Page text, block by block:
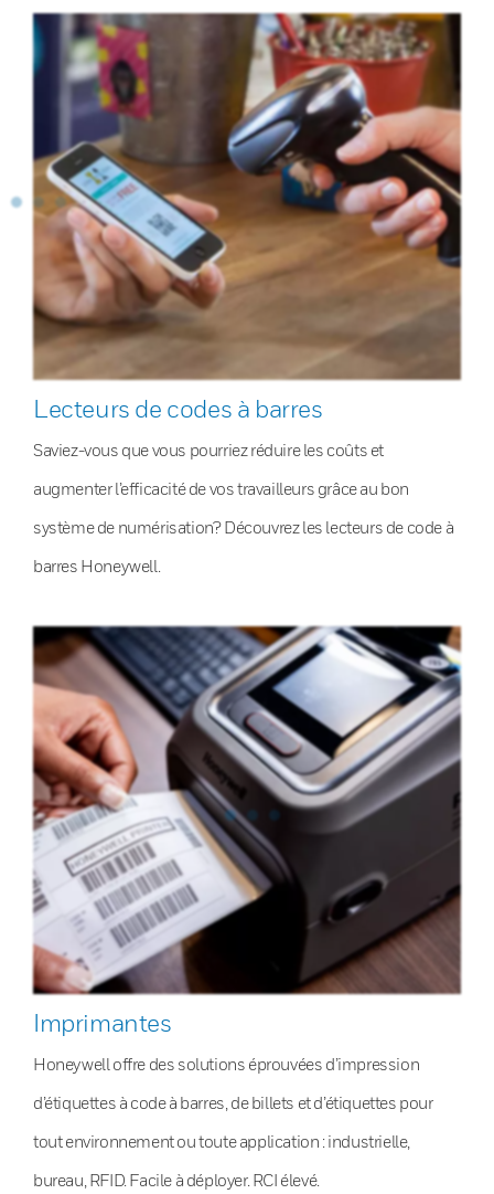
Lecteurs de codes à barres
Saviez-vous que vous pourriez réduire les coûts et
augmenter l’efficacité de vos travailleurs grâce au bon
système de numérisation? Découvrez les lecteurs de code à
barres Honeywell.
Imprimantes
Honeywell offre des solutions éprouvées d’impression
d’étiquettes à code à barres, de billets et d’étiquettes pour
tout environnement ou toute application : industrielle,
bureau, RFID. Facile à déployer. RCI élevé.